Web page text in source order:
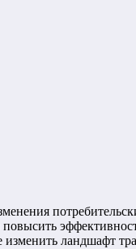
ландшафт